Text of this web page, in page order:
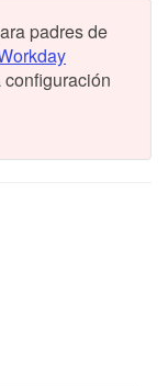
padres de